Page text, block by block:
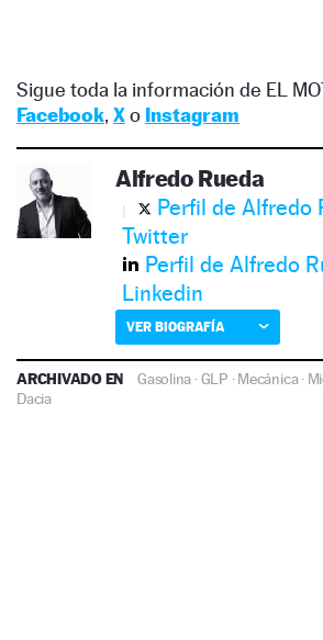
Sigue toda la información de EL
Facebook, Xo Instagram
Alfredo Rueda
Perfil de Alfredo
Twitter
Perfil de Alfredo
Linkedin
VER BIOGRAFÍA
ARCHIVADO EN Gasolina ·GLP ·Mecánica·
Dacia